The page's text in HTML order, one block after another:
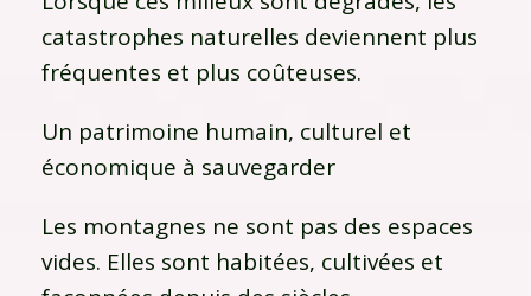
catastrophes naturelles deviennent plus
fréquentes et plus coûteuses.
Un patrimoine humain, culturel et
économique à sauvegarder
Les montagnes ne sont pas des espaces
vides. Elles sont habitées, cultivées et